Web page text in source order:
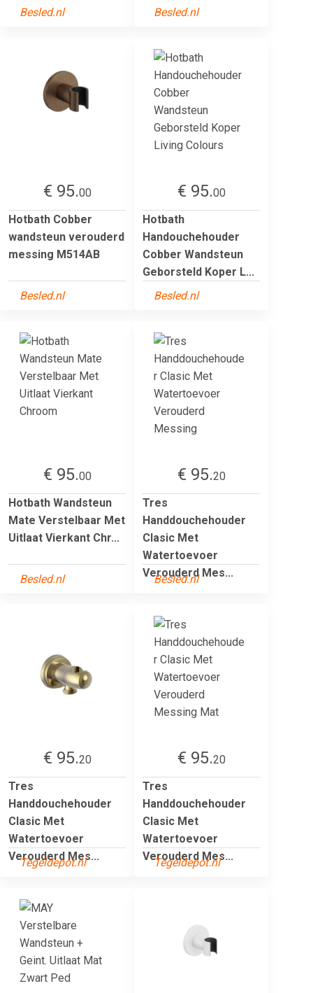
Besled.nl
Besled.nl
€ 95.00
Hotbath Cobber
wandsteun verouderd
messing M514AB
Besled.nl
€ 95.00
Hotbath
Handouchehouder
Cobber Wandsteun
Geborsteld Koper L...
Besled.nl
€ 95.00
Hotbath Wandsteun
Mate Verstelbaar Met
Uitlaat Vierkant Chr...
Besled.nl
€ 95.20
Tres
Handdouchehouder
Clasic Met
Watertoevoer
Verouderd Mes...
Besled.nl
€ 95.20
Tres
Handdouchehouder
Clasic Met
Watertoevoer
Verouderd Mes...
Tegeldepot.nl
€ 95.20
Tres
Handdouchehouder
Clasic Met
Watertoevoer
Verouderd Mes...
Tegeldepot.nl